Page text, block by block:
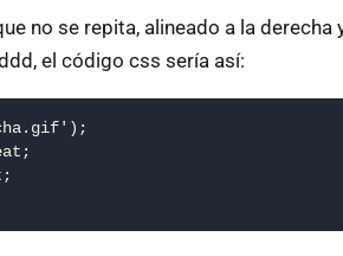
no se repita, alineado a la
el código css sería así: